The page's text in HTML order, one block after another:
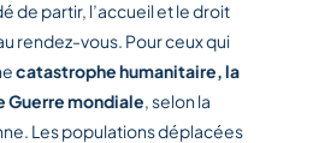
de partir, l’accueil et le droit
rendez-vous. Pour ceux qui
catastrophe humanitaire, la
Guerre mondiale, selon la
Les populations déplacées